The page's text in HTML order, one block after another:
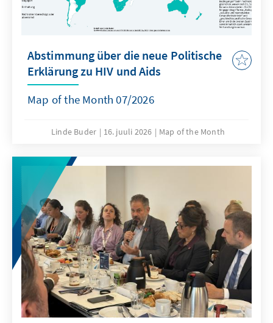
Abstimmung über die neue Politische
Erklärung zu HIV und Aids
Map of the Month 07/2026
Linde Buder 16. juuli 2026 Map of the Month